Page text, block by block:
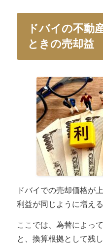
ドバイの不動
ときの売却益
ドバイでの売却価格が
利益が同じように増え
ここでは、為替によっ
と、換算根拠として残